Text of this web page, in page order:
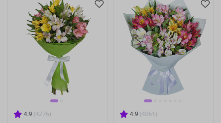
4.9 (4276) 4.9 (4061)